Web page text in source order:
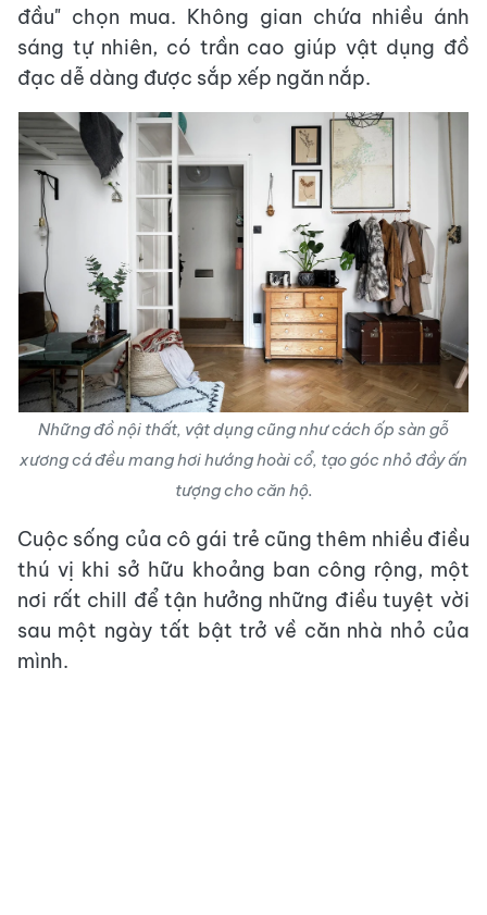
đầu" chọn mua. Không gian chứa nhiều ánh
sáng tự nhiên, có trần cao giúp vật dụng đồ
đạc dễ dàng được sắp xếp ngăn nắp.
Những đồ nội thất, vật dụng cũng như cách ốp sàn gỗ
xương cá đều mang hơi hướng hoài cổ, tạo góc nhỏ đầy ấn
tượng cho căn hộ.
Cuộc sống của cô gái trẻ cũng thêm nhiều điều
thú vị khi sở hữu khoảng ban công rộng, một
nơi rất chill để tận hưởng những điều tuyệt vời
sau một ngày tất bật trở về căn nhà nhỏ của
mình.